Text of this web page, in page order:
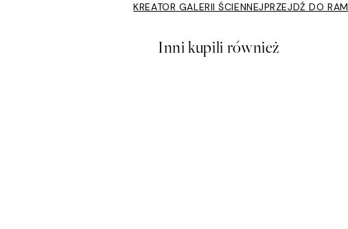
KREATOR GALERII ŚCIENNEJPRZEJDŹ DO RAM
Inni kupili również